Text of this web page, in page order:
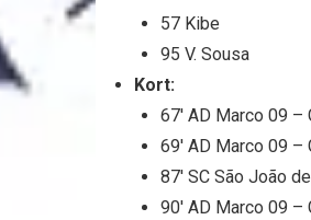
57 Kibe
95 V. Sousa
Kort:
67′ AD Marco 09 –
69′ AD Marco 09
87′ SC São João
90′ AD Marco 09 –